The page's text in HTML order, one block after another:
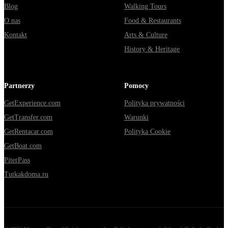
Blog
O nas
Kontakt
Walking Tours
Food & Restaurants
Arts & Culture
History & Heritage
Partnerzy
GetExperience.com
GetTransfer.com
GetRentacar.com
GetBoat.com
PiterPass
Tutkakdoma.ru
Pomocy
Polityka prywatności
Warunki
Polityka Cookie